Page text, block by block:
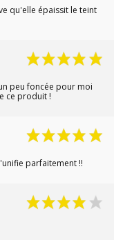
qu'elle épaissit le teint
peu foncée pour moi
ce produit !
parfaitement !!